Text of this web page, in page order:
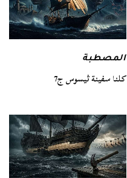
المصطبة
كلنا سفينة ثيسوس ج7